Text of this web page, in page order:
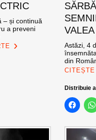
– și continuă
a preveni
Astăzi, 4
din
Distribuie